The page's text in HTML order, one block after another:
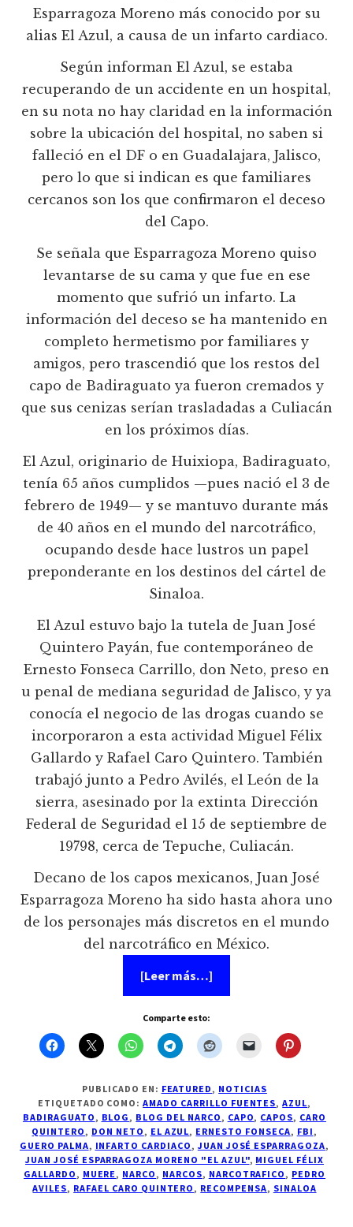
Esparragoza Moreno más conocido por su
alias El Azul, a causa de un infarto cardiaco.
Según informan El Azul, se estaba
recuperando de un accidente en un hospital,
en su nota no hay claridad en la información
sobre la ubicación del hospital, no saben si
falleció en el DF o en Guadalajara, Jalisco,
pero lo que si indican es que familiares
cercanos son los que confirmaron el deceso
del Capo.
Se señala que Esparragoza Moreno quiso
levantarse de su cama y que fue en ese
momento que sufrió un infarto. La
información del deceso se ha mantenido en
completo hermetismo por familiares y
amigos, pero trascendió que los restos del
capo de Badiraguato ya fueron cremados y
que sus cenizas serían trasladadas a Culiacán
en los próximos días.
El Azul, originario de Huixiopa, Badiraguato,
tenía 65 años cumplidos —pues nació el 3 de
febrero de 1949— y se mantuvo durante más
de 40 años en el mundo del narcotráfico,
ocupando desde hace lustros un papel
preponderante en los destinos del cártel de
Sinaloa.
El Azul estuvo bajo la tutela de Juan José
Quintero Payán, fue contemporáneo de
Ernesto Fonseca Carrillo, don Neto, preso en
u penal de mediana seguridad de Jalisco, y ya
conocía el negocio de las drogas cuando se
incorporaron a esta actividad Miguel Félix
Gallardo y Rafael Caro Quintero. También
trabajó junto a Pedro Avilés, el León de la
sierra, asesinado por la extinta Dirección
Federal de Seguridad el 15 de septiembre de
19798, cerca de Tepuche, Culiacán.
Decano de los capos mexicanos, Juan José
Esparragoza Moreno ha sido hasta ahora uno
de los personajes más discretos en el mundo
del narcotráfico en México.
[Leer más…]
Muere
Esparragoza
Moreno
«El
al
parecer
por
un
infarto
Comparte esto:
PUBLICADO EN: FEATURED , NOTICIAS
ETIQUETADO COMO:AMADO CARRILLO FUENTES,AZUL,
BADIRAGUATO , BLOG , BLOG DEL NARCO , CAPO, CAPOS, CARO
QUINTERO , DON NETO , EL AZUL, ERNESTO FONSECA, FBI ,
GUERO PALMA, INFARTO CARDIACO , JUAN JOSÉ ESPARRAGOZA,
JUAN JOSÉ ESPARRAGOZA MORENO "EL AZUL", MIGUEL FÉLIX
GALLARDO , MUERE , NARCO , NARCOS, NARCOTRAFICO , PEDRO
AVILES, RAFAEL CARO QUINTERO , RECOMPENSA, SINALOA